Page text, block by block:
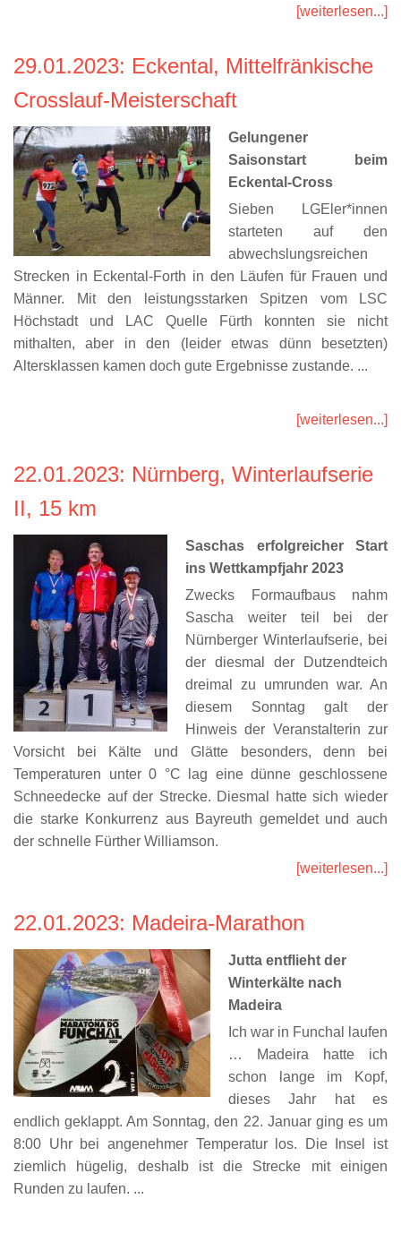
[weiterlesen...]
29.01.2023: Eckental, Mittelfränkische
Crosslauf-Meisterschaft
Gelungener
Saisonstart beim
Eckental-Cross
Sieben LGEler*innen
starteten auf den
abwechslungsreichen
Strecken in Eckental-Forth in den Läufen für Frauen und
Männer. Mit den leistungsstarken Spitzen vom LSC
Höchstadt und LAC Quelle Fürth konnten sie nicht
mithalten, aber in den (leider etwas dünn besetzten)
Altersklassen kamen doch gute Ergebnisse zustande. ...
[weiterlesen...]
22.01.2023: Nürnberg, Winterlaufserie
II, 15 km
Saschas erfolgreicher Start
ins Wettkampfjahr 2023
Zwecks Formaufbaus nahm
Sascha weiter teil bei der
Nürnberger Winterlaufserie, bei
der diesmal der Dutzendteich
dreimal zu umrunden war. An
diesem Sonntag galt der
Hinweis der Veranstalterin zur
Vorsicht bei Kälte und Glätte besonders, denn bei
Temperaturen unter 0 °C lag eine dünne geschlossene
Schneedecke auf der Strecke. Diesmal hatte sich wieder
die starke Konkurrenz aus Bayreuth gemeldet und auch
der schnelle Fürther Williamson.
[weiterlesen...]
22.01.2023: Madeira-Marathon
Jutta entflieht der
Winterkälte nach
Madeira
Ich war in Funchal laufen
… Madeira hatte ich
schon lange im Kopf,
dieses Jahr hat es
endlich geklappt. Am Sonntag, den 22. Januar ging es um
8:00 Uhr bei angenehmer Temperatur los. Die Insel ist
ziemlich hügelig, deshalb ist die Strecke mit einigen
Runden zu laufen. ...